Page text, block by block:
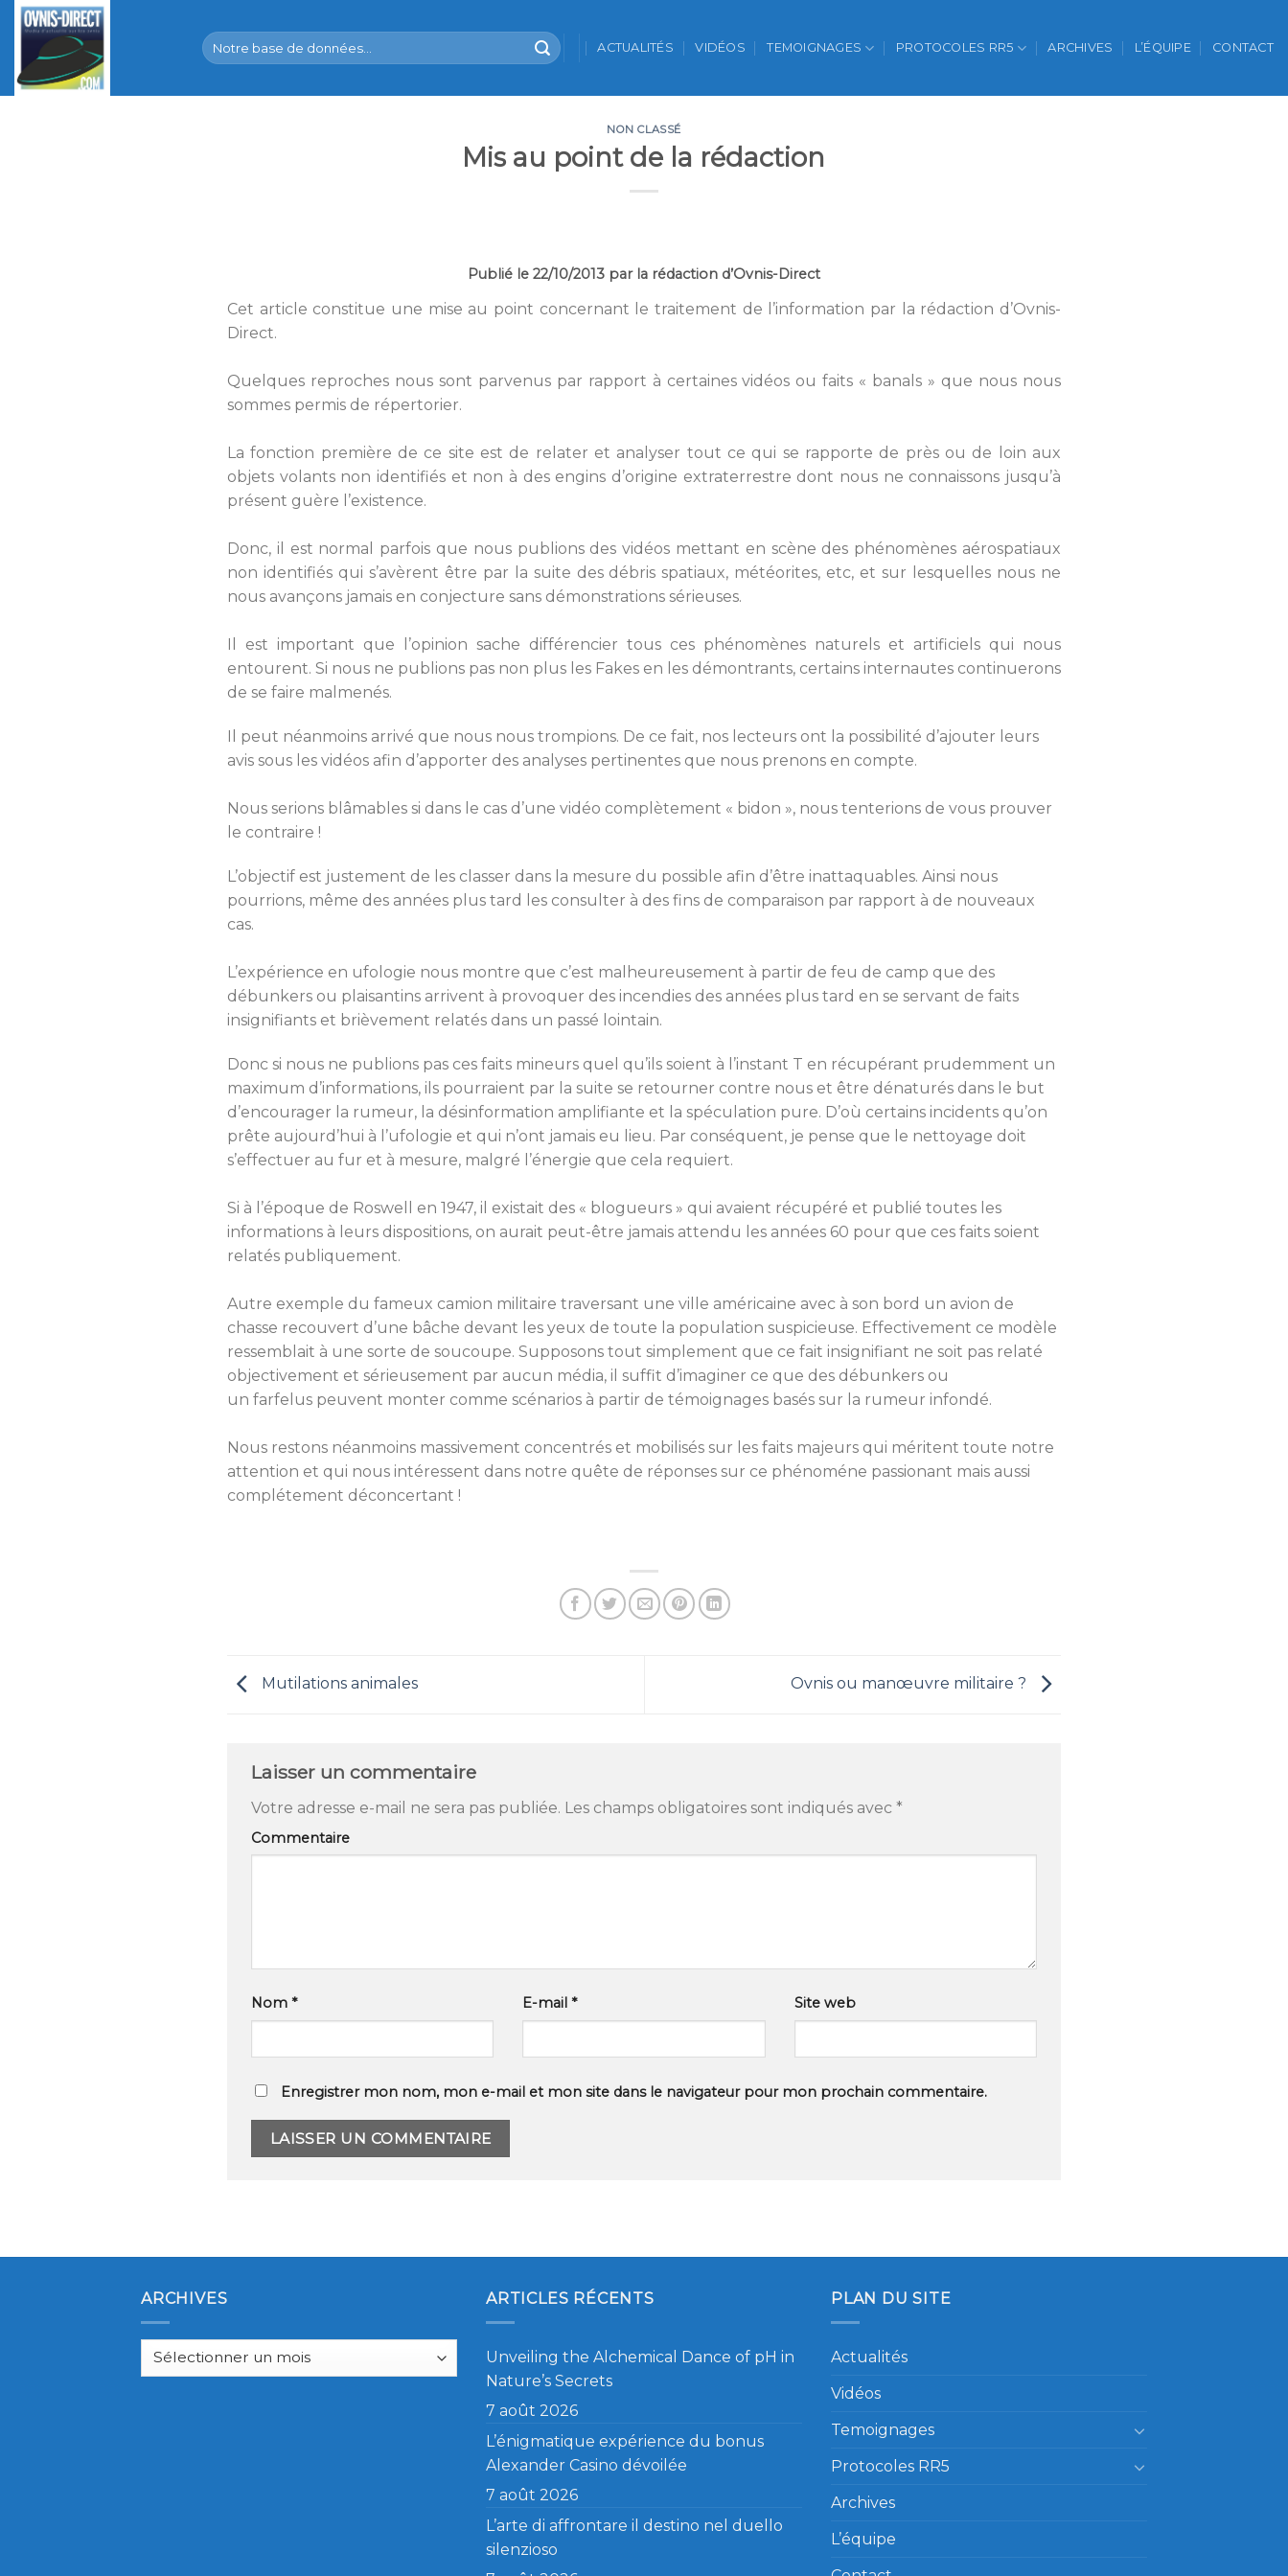
Skip
content
ACTUALITÉS VIDÉOS TEMOIGNAGES PROTOCOLES RR5 ARCHIVES L’ÉQUIPE CONTACT
NON CLASSÉ
Mis au point de la rédaction
Publié le 22/10/2013 par la rédaction d’Ovnis-Direct
Cet article constitue une mise au point concernant le traitement de l’information par la rédaction d’Ovnis-
Direct.
Quelques reproches nous sont parvenus par rapport à certaines vidéos ou faits « banals » que nous nous
sommes permis de répertorier.
La fonction première de ce site est de relater et analyser tout ce qui se rapporte de près ou de loin aux
objets volants non identifiés et non à des engins d’origine extraterrestre dont nous ne connaissons jusqu’à
présent guère l’existence.
Donc, il est normal parfois que nous publions des vidéos mettant en scène des phénomènes aérospatiaux
non identifiés qui s’avèrent être par la suite des débris spatiaux, météorites, etc, et sur lesquelles nous ne
nous avançons jamais en conjecture sans démonstrations sérieuses.
Il est important que l’opinion sache différencier tous ces phénomènes naturels et artificiels qui nous
entourent. Si nous ne publions pas non plus les Fakes en les démontrants, certains internautes continuerons
de se faire malmenés.
Il peut néanmoins arrivé que nous nous trompions. De ce fait, nos lecteurs ont la possibilité d’ajouter leurs
avis sous les vidéos afin d’apporter des analyses pertinentes que nous prenons en compte.
Nous serions blâmables si dans le cas d’une vidéo complètement « bidon », nous tenterions de vous prouver
le contraire !
L’objectif est justement de les classer dans la mesure du possible afin d’être inattaquables. Ainsi nous
pourrions, même des années plus tard les consulter à des fins de comparaison par rapport à de nouveaux
cas.
L’expérience en ufologie nous montre que c’est malheureusement à partir de feu de camp que des
débunkers ou plaisantins arrivent à provoquer des incendies des années plus tard en se servant de faits
insignifiants et brièvement relatés dans un passé lointain.
Donc si nous ne publions pas ces faits mineurs quel qu’ils soient à l’instant T en récupérant prudemment un
maximum d’informations, ils pourraient par la suite se retourner contre nous et être dénaturés dans le but
d’encourager la rumeur, la désinformation amplifiante et la spéculation pure. D’où certains incidents qu’on
prête aujourd’hui à l’ufologie et qui n’ont jamais eu lieu. Par conséquent, je pense que le nettoyage doit
s’effectuer au fur et à mesure, malgré l’énergie que cela requiert.
Si à l’époque de Roswell en 1947, il existait des « blogueurs » qui avaient récupéré et publié toutes les
informations à leurs dispositions, on aurait peut-être jamais attendu les années 60 pour que ces faits soient
relatés publiquement.
Autre exemple du fameux camion militaire traversant une ville américaine avec à son bord un avion de
chasse recouvert d’une bâche devant les yeux de toute la population suspicieuse. Effectivement ce modèle
ressemblait à une sorte de soucoupe. Supposons tout simplement que ce fait insignifiant ne soit pas relaté
objectivement et sérieusement par aucun média, il suffit d’imaginer ce que des débunkers ou
un farfelus peuvent monter comme scénarios à partir de témoignages basés sur la rumeur infondé.
Nous restons néanmoins massivement concentrés et mobilisés sur les faits majeurs qui méritent toute notre
attention et qui nous intéressent dans notre quête de réponses sur ce phénoméne passionant mais aussi
complétement déconcertant !
Mutilations animales Ovnis ou manœuvre militaire ?
Laisser un commentaire
Votre adresse e-mail ne sera pas publiée. Les champs obligatoires sont indiqués avec *
Commentaire
Nom * E-mail* Site web
Enregistrer mon nom, mon e-mail et mon site dans le navigateur pour mon prochain commentaire.
ARCHIVES
Archives
ARTICLES RÉCENTS
Unveiling the Alchemical Dance of pH in
Nature’s Secrets
7 août 2026
L’énigmatique expérience du bonus
Alexander Casino dévoilée
7 août 2026
L’arte di affrontare il destino nel duello
silenzioso
PLAN DU SITE
Actualités
Vidéos
Temoignages
Protocoles RR5
Archives
L’équipe